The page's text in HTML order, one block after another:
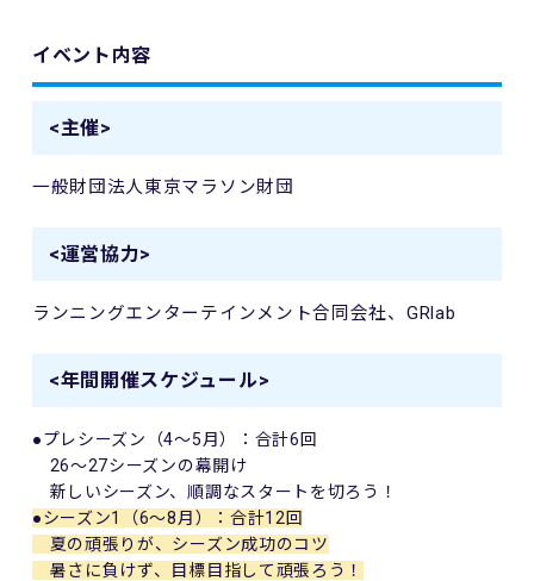
イベント内容
<主催>
一般財団法人東京マラソン財団
<運営協力>
ランニングエンターテインメント合同会社、GRlab
<年間開催スケジュール>
●プレシーズン（4～5月）：合計6回
26～27シーズンの幕開け
新しいシーズン、順調なスタートを切ろう！
●シーズン1（6～8月）：合計12回
夏の頑張りが、シーズン成功のコツ
暑さに負けず、目標目指して頑張ろう！